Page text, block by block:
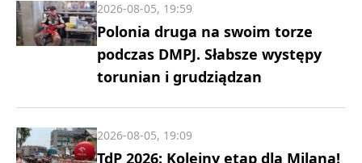
Polonia druga na swoim torze
podczas DMPJ. Słabsze występy
torunian i grudziądzan
2026-08-05, 19:59
TdP 2026: Kolejny etap dla Milana!
2026-08-05, 19:09